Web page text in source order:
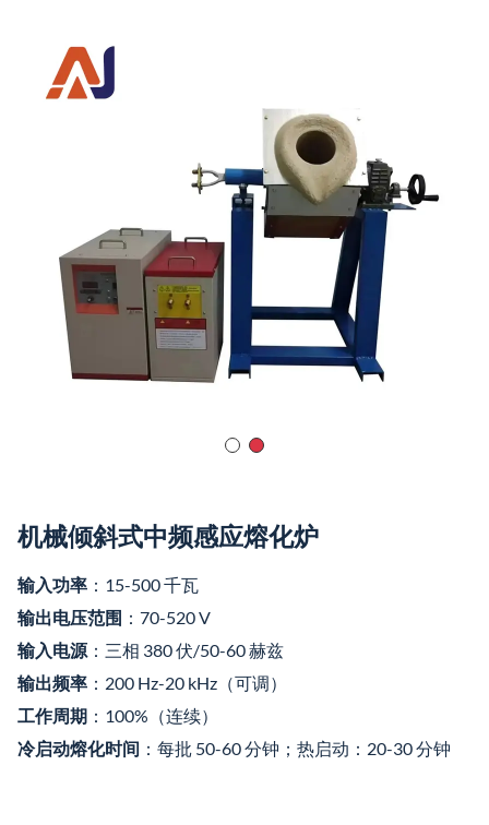
机械倾斜式中频感应熔化炉
输入功率 ：15-500 千瓦
输出电压范围 ：70-520 V
输入电源 ：三相 380 伏/50-60 赫兹
输出频率 ：200 Hz-20 kHz（可调）
工作周期 ：100%（连续）
冷启动熔化时间 ：每批 50-60 分钟；热启动：20-30 分钟